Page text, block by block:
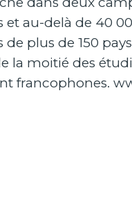
au-delà de 40
plus de 150
la moitié des
francophones.